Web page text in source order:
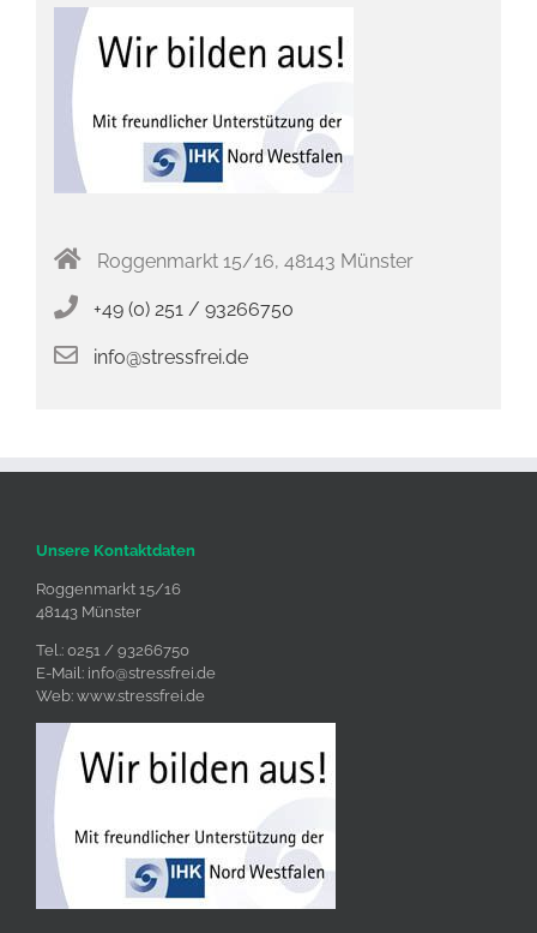
Roggenmarkt 15/16, 48143 Münster
+49 (0) 251 / 93266750
info@stressfrei.de
Unsere Kontaktdaten
Roggenmarkt 15/16
48143 Münster
Tel.: 0251 / 93266750
E-Mail: info@stressfrei.de
Web: www.stressfrei.de